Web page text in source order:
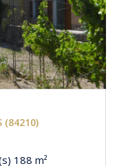
(84210)
Villa 7 pièce(s) 5 chambre(s) 188 m²